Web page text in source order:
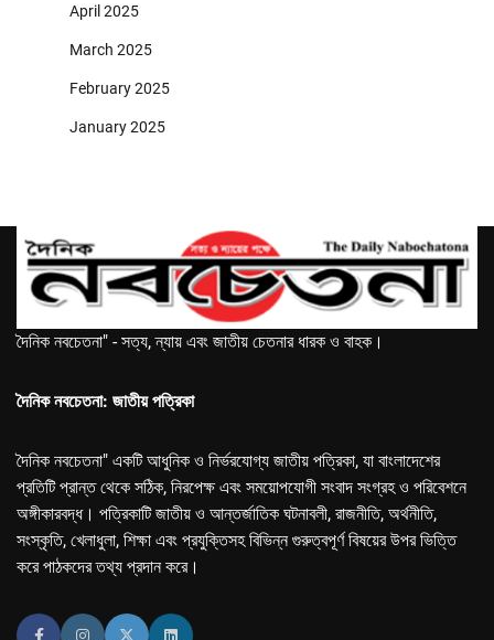
April 2025
March 2025
February 2025
January 2025
দৈনিক নবচেতনা" - সত্য, ন্যায় এবং জাতীয় চেতনার ধারক ও বাহক।
দৈনিক নবচেতনা: জাতীয় পত্রিকা
দৈনিক নবচেতনা" একটি আধুনিক ও নির্ভরযোগ্য জাতীয় পত্রিকা, যা বাংলাদেশের
প্রতিটি প্রান্ত থেকে সঠিক, নিরপেক্ষ এবং সময়োপযোগী সংবাদ সংগ্রহ ও পরিবেশনে
অঙ্গীকারবদ্ধ। পত্রিকাটি জাতীয় ও আন্তর্জাতিক ঘটনাবলী, রাজনীতি, অর্থনীতি,
সংস্কৃতি, খেলাধুলা, শিক্ষা এবং প্রযুক্তিসহ বিভিন্ন গুরুত্বপূর্ণ বিষয়ের উপর ভিত্তি
করে পাঠকদের তথ্য প্রদান করে।